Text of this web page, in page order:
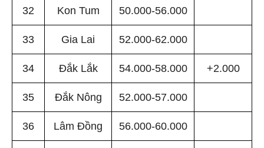
32 Kon Tum 50.000-56.000
33 Gia Lai 52.000-62.000
34 Đắk Lắk 54.000-58.000 +2.000
35 Đắk Nông 52.000-57.000
36 Lâm Đồng 56.000-60.000